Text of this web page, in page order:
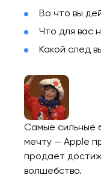
Во что вы
Что для вас
Какой след
Самые сильные
мечту — Apple
продает
волшебство.